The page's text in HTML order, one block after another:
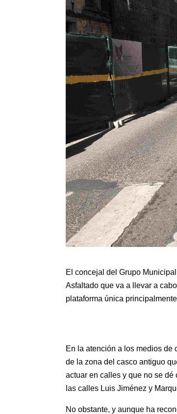
El concejal del Grupo
Asfaltado que va a llevar a
plataforma única
En la atención a los medios
de la zona del casco antiguo
actuar en calles y que no se
las calles Luis Jiménez y
No obstante, y aunque ha